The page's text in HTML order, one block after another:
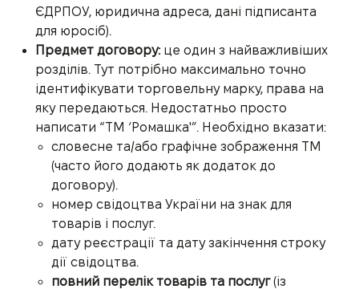
ЄДРПОУ, юридична адреса, дані підписанта
для юросіб).
Предмет договору:це один з найважливіших
розділів. Тут потрібно максимально точно
ідентифікувати торговельну марку, права на
яку передаються. Недостатньо просто
написати “ТМ ‘Ромашка'”. Необхідно вказати:
словесне та/або графічне зображення ТМ
(часто його додають як додаток до
договору).
номер свідоцтва України на знак для
товарів і послуг.
дату реєстрації та дату закінчення строку
дії свідоцтва.
повний перелік товарів та послуг(із